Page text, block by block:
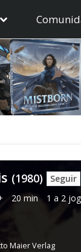
(1980) Seguir
20 min 1 a 2
Maier Verlag